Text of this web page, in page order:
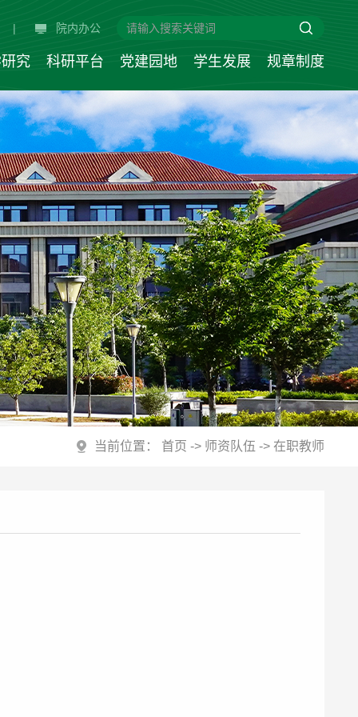
| 院内办公
究 科研平台 党建园地 学生发展 规章制度
当前位置： 首页 -> 师资队伍 ->在职教师